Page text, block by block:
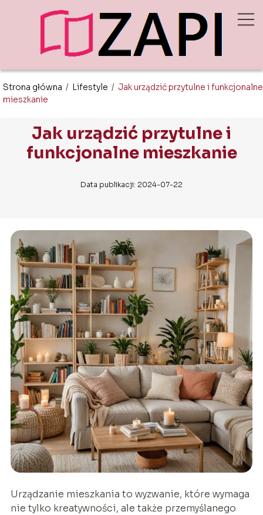
Strona główna / Lifestyle / Jak urządzić przytulne i funkcjonalne
mieszkanie
Jak urządzić przytulne i
funkcjonalne mieszkanie
Data publikacji: 2024-07-22
Urządzanie mieszkania to wyzwanie, które wymaga
nie tylko kreatywności, ale także przemyślanego